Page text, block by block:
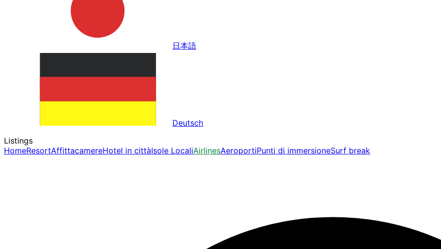
日本語
Deutsch
Listings
HomeResortAffittacamereHotel in cittàIsole LocaliAirlinesAeroportiPunti di immersioneSurf break